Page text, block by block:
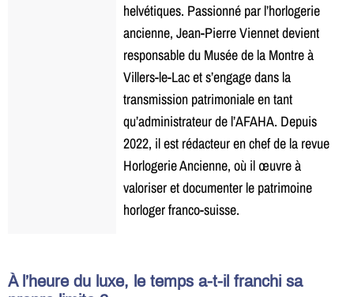
helvétiques. Passionné par l’horlogerie
ancienne, Jean-Pierre Viennet devient
responsable du Musée de la Montre à
Villers-le-Lac et s’engage dans la
transmission patrimoniale en tant
qu’administrateur de l’AFAHA. Depuis
2022, il est rédacteur en chef de la revue
Horlogerie Ancienne, où il œuvre à
valoriser et documenter le patrimoine
horloger franco-suisse.
À l’heure du luxe, le temps a-t-il franchi sa